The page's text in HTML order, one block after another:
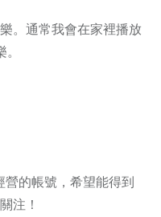
。通常我會在家裡播放
營的帳號，希望能得到
注！